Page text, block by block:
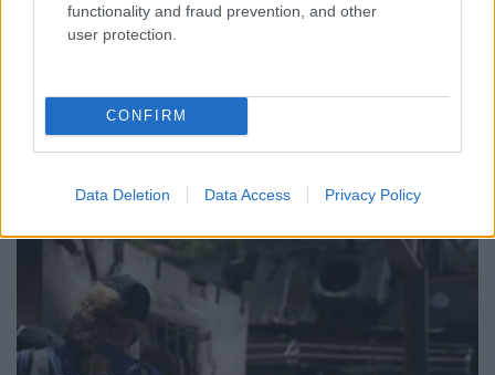
functionality and fraud prevention, and other
user protection.
CONFIRM
Data Deletion Data Access Privacy Policy
ΕΛΛΑΔΑ
Αυγούστου από τα λιμάνια της Αττικής